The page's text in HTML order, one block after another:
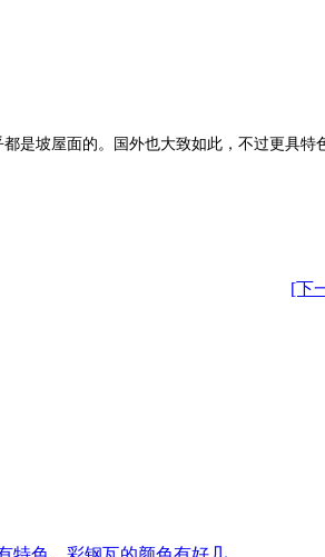
是坡屋面的。国外也大致如此，不过更具特
[下